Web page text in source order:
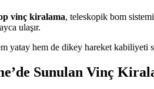
vinç kiralama, teleskopik bom
ulaşır.
yatay hem de dikey hareket kabiliyeti
Sunulan Vinç